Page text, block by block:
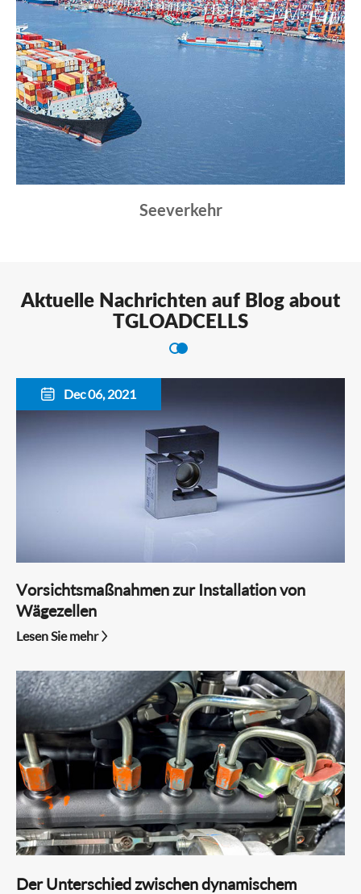
Seeverkehr
Aktuelle Nachrichten auf Blog about
TGLOADCELLS
 Dec 06, 2021
Vorsichtsmaßnahmen zur Installation von
Wägezellen
Lesen Sie mehr
Der Unterschied zwischen dynamischem